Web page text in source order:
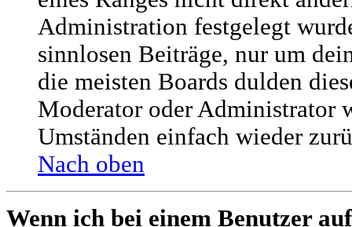
Administration festgelegt
sinnlosen Beiträge, nur um
die meisten Boards dulden
Moderator oder Administrator
Umständen einfach wieder
Nach oben
Wenn ich bei einem Benutzer